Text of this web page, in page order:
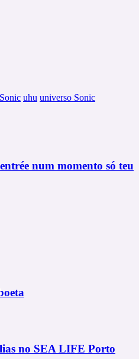
Sonic uhu universo Sonic
num momento só teu
no SEA LIFE Porto